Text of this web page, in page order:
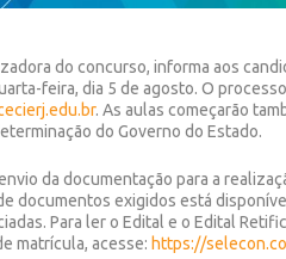
do concurso, informa aos
feira, dia 5 de agosto. O
. As aulas começarão
do Governo do Estado.
da documentação para a
documentos exigidos está
Para ler o Edital e o Edital
matrícula, acesse: https://